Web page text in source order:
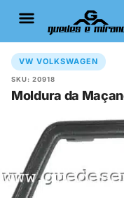
VW VOLKSWAGEN
SKU: 20918
Moldura da